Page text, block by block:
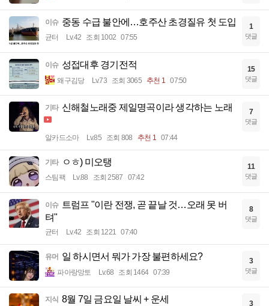
이슈 중동 수급 불안에…호주산 초경질유 첫 도입
균터 Lv.42 조회 1002 07:55
1
댓글
이슈 성접대후 경기전적
왜구김당 Lv.73 조회 3065 추천 1 07:50
15
댓글
기타 신해철노래중 제일명곡이라 생각하는 노래
알카드소마 Lv.85 조회 808 추천 1 07:44
7
댓글
기타 ㅇㅎ) 미오탱
스팀팩 Lv.88 조회 2587 07:42
11
댓글
이슈
트럼프 "이란 전쟁, 곧 끝날 것…오래 못 버
텨"
균터 Lv.42 조회 1221 07:40
8
댓글
유머 일 하시면서 뭐가 가장 불편하세요?
파아랑망토 Lv.68 조회 1464 07:39
3
댓글
지식 8월 7일 금요일 날씨 + 운세 3